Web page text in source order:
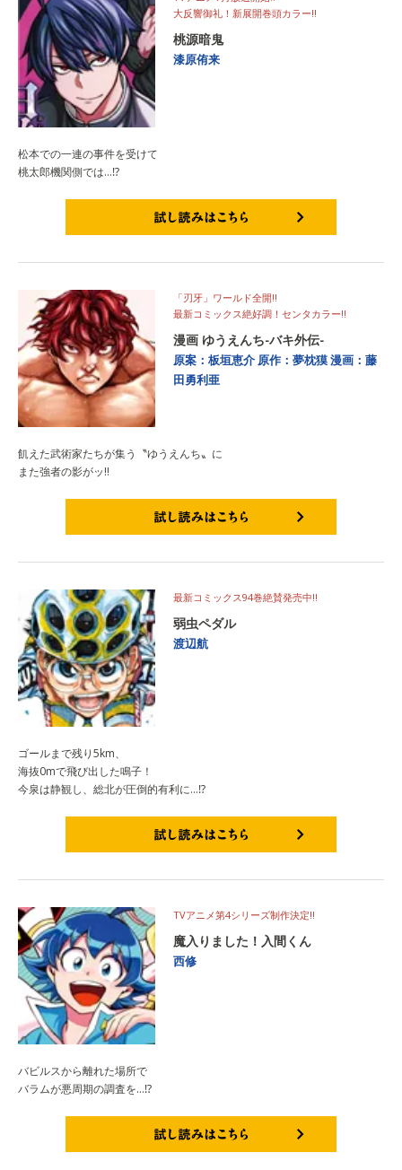
大反響御礼！新展開巻頭カラー‼
桃源暗鬼
漆原侑来
松本での一連の事件を受けて
桃太郎機関側では…⁉
「刃牙」ワールド全開‼
最新コミックス絶好調！センタカラー‼
漫画 ゆうえんち-バキ外伝-
原案：板垣恵介 原作：夢枕獏漫画：藤
田勇利亜
飢えた武術家たちが集う〝ゆうえんち〟に
また強者の影がッ‼
最新コミックス94巻絶賛発売中‼
弱虫ペダル
渡辺航
ゴールまで残り5km、
海抜0mで飛び出した鳴子！
今泉は静観し、総北が圧倒的有利に…⁉
TVアニメ第4シリーズ制作決定!!
魔入りました！入間くん
西修
バビルスから離れた場所で
バラムが悪周期の調査を…⁉